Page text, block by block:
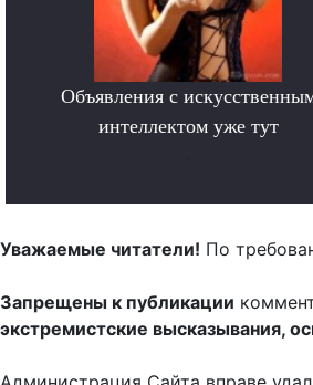
Объявления с
интеллектом уже тут
Уважаемые читатели! По
Запрещены к публикации
экстремистские высказывания,